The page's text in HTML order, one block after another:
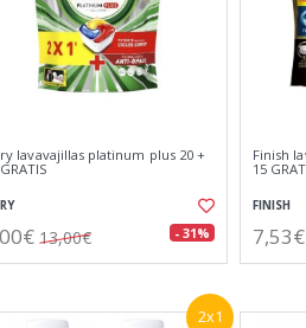
lavavajillas platinum plus 20 +
13,00€ - 31%
Finish
15
FINISH
7,53€
2x1